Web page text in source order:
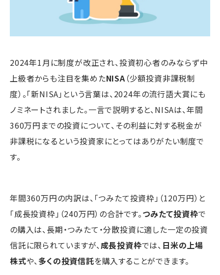
2024年1月に制度が改正され、投資初心者のみならず中
上級者からも注目を集めたNISA（少額投資非課税制
度）。「新NISA」という言葉は、2024年の流行語大賞にも
ノミネートされました。一言で説明すると、NISAは、年間
360万円までの投資について、その利益に対する税金が
非課税になるという投資家にとってはありがたい制度で
す。
年間360万円の内訳は、「つみたて投資枠」（120万円）と
「成長投資枠」（240万円）の合計です。つみたて投資枠で
の購入は、長期・つみたて・分散投資に適した一定の投資
信託に限られていますが、成長投資枠では、 日米の上場
株式や、多くの投資信託を購入することができます。